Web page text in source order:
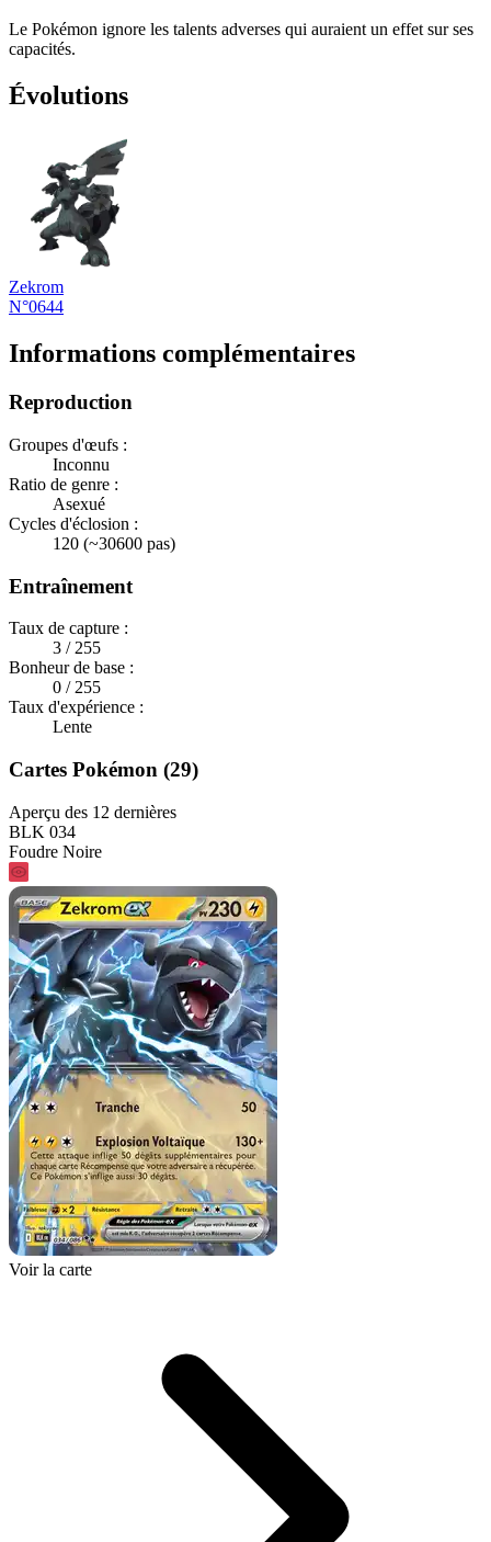
Le Pokémon ignore les talents adverses qui auraient un effet sur ses
capacités.
Évolutions
Zekrom
N°0644
Informations complémentaires
Reproduction
Groupes d'œufs :
Inconnu
Ratio de genre :
Asexué
Cycles d'éclosion :
120 (~30600 pas)
Entraînement
Taux de capture :
3 / 255
Bonheur de base :
0 / 255
Taux d'expérience :
Lente
Cartes Pokémon (29)
Aperçu des 12 dernières
BLK 034
Foudre Noire
Voir la carte